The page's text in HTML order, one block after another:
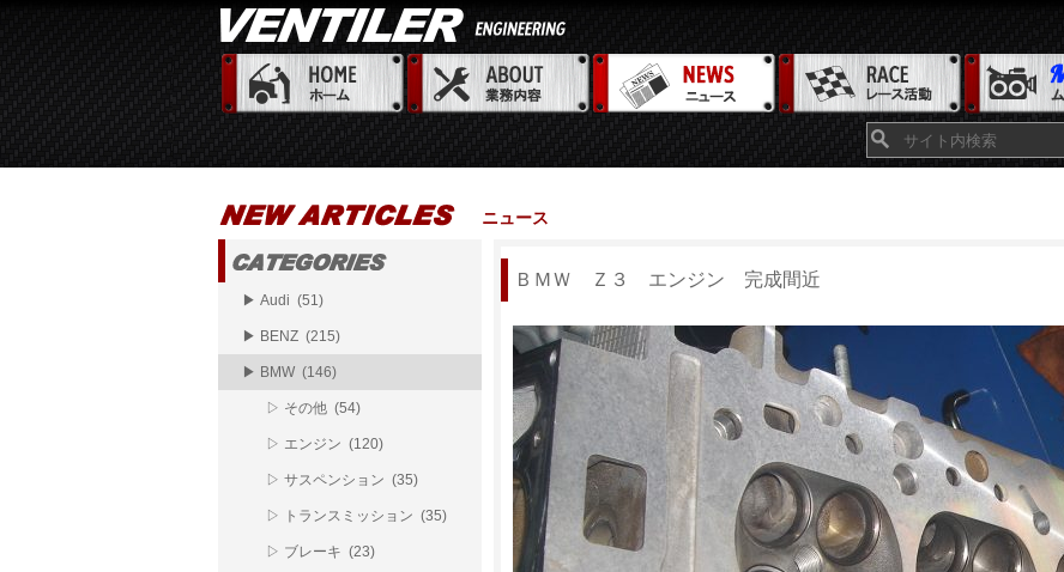
ニュース
ＢＭＷ Ｚ３ エンジン 完成間近
▶ Audi (51)
▶ BENZ (215)
▶ BMW (146)
▷ その他 (54)
▷ エンジン (120)
▷ サスペンション (35)
▷ トランスミッション (35)
▷ ブレーキ (23)